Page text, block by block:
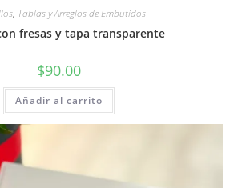
, Tablas y Arreglos de Embutidos
fresas y tapa transparente
$90.00
Añadir al carrito